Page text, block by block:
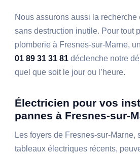
Nous assurons aussi la recherche
sans destruction inutile. Pour tout
plomberie à Fresnes-sur-Marne,
01 89 31 31 81 déclenche notre
quel que soit le jour ou l’heure.
Électricien pour vos
pannes à Fresnes-sur-
Les foyers de Fresnes-sur-Marne,
tableaux électriques récents,